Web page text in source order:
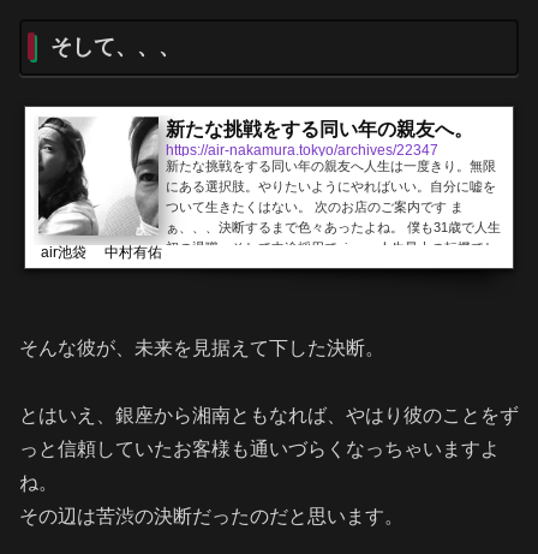
そして、、、
新たな挑戦をする同い年の親友へ。
https://air-nakamura.tokyo/archives/22347
新たな挑戦をする同い年の親友へ人生は一度きり。無限
にある選択肢。やりたいようにやればいい。自分に嘘を
ついて生きたくはない。 次のお店のご案内です ま
ぁ、、、決断するまで色々あったよね。 僕も31歳で人生
初の退職。そして中途採用でairへ。人生最大の転機でし
た。 同じ境遇、、、とはいえ、彼は家庭も持ってるし、
ことなんて忘れて、、、わ...
air池袋 中村有佑
そんな彼が、未来を見据えて下した決断。
とはいえ、銀座から湘南ともなれば、やはり彼のことをず
っと信頼していたお客様も通いづらくなっちゃいますよ
ね。
その辺は苦渋の決断だったのだと思います。